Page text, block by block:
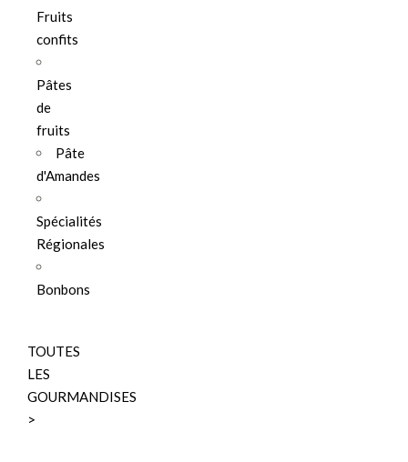
Fruits
confits
Pâtes
de
fruits
Pâte
d'Amandes
Spécialités
Régionales
Bonbons
TOUTES
LES
GOURMANDISES
>